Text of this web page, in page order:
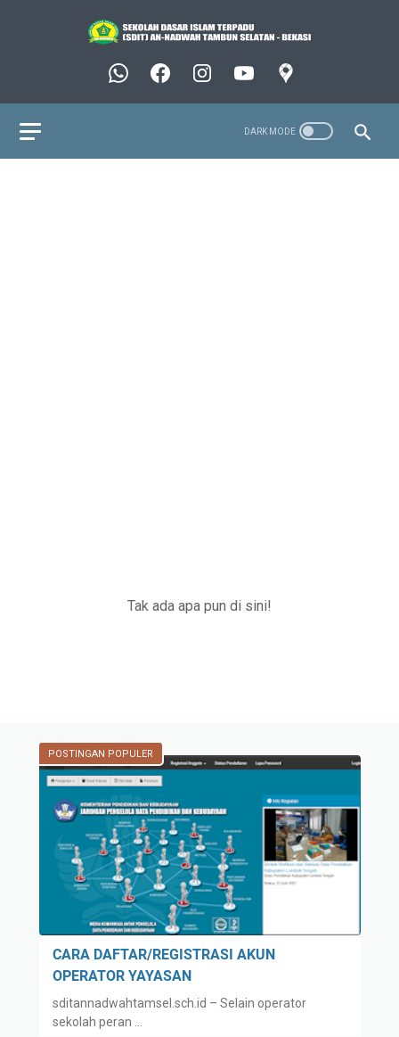
Tak ada apa pun di sini!
POSTINGAN POPULER
CARA DAFTAR/REGISTRASI AKUN
OPERATOR YAYASAN
sditannadwahtamsel.sch.id – Selain operator
sekolah peran …